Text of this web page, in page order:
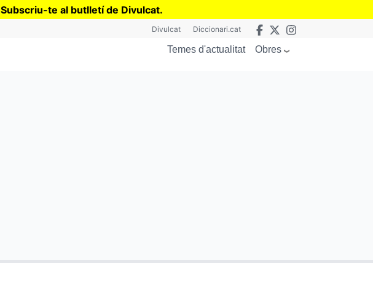
Subscriu-te al butlletí de Divulcat.
Divulcat Diccionari.cat
Temes d'actualitat Obres